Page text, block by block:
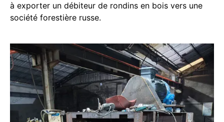
à exporter un débiteur de rondins en bois vers une
société forestière russe.